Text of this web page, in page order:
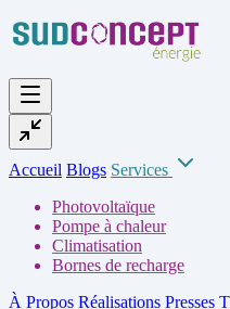
Accueil Blogs Services
Photovoltaïque
Pompe à chaleur
Climatisation
Bornes de recharge
À Propos Réalisations Presses